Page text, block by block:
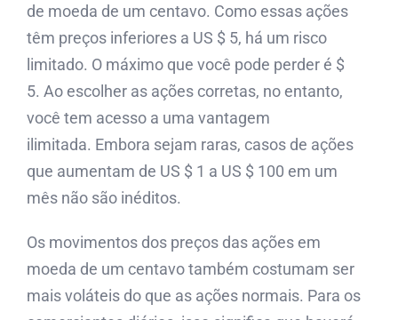
de moeda de um centavo. Como essas ações
têm preços inferiores a US $ 5, há um risco
limitado. O máximo que você pode perder é $
5. Ao escolher as ações corretas, no entanto,
você tem acesso a uma vantagem
ilimitada. Embora sejam raras, casos de ações
que aumentam de US $ 1 a US $ 100 em um
mês não são inéditos.
Os movimentos dos preços das ações em
moeda de um centavo também costumam ser
mais voláteis do que as ações normais. Para os